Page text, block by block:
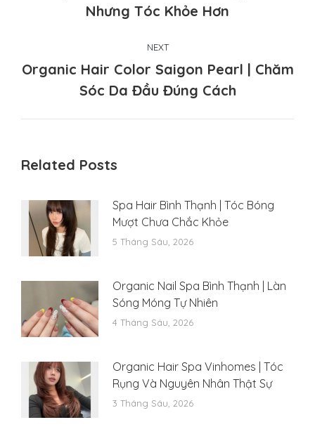
post:
Nhưng Tóc Khỏe Hơn
NEXT
Next
post:
Organic Hair Color Saigon Pearl | Chăm
Sóc Da Đầu Đúng Cách
Related Posts
Spa Hair Bình Thạnh | Tóc Bóng
Mượt Chưa Chắc Khỏe
5 Tháng Sáu, 2026
Organic Nail Spa Bình Thạnh | Làn
Sóng Móng Tự Nhiên
4 Tháng Sáu, 2026
Organic Hair Spa Vinhomes | Tóc
Rụng Và Nguyên Nhân Thật Sự
3 Tháng Sáu, 2026